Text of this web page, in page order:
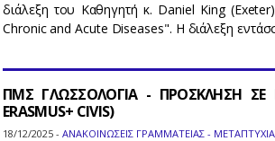
διάλεξη του Καθηγητή κ. Daniel King
Chronic and Acute Diseases". Η διάλεξη
ΠΜΣ ΓΛΩΣΣΟΛΟΓΙΑ - ΠΡΟΣΚΛΗΣΗ ΣΕ
ERASMUS+ CIVIS)
18/12/2025 - ΑΝΑΚΟΙΝΩΣΕΙΣ ΓΡΑΜΜΑΤΕΙΑΣ -